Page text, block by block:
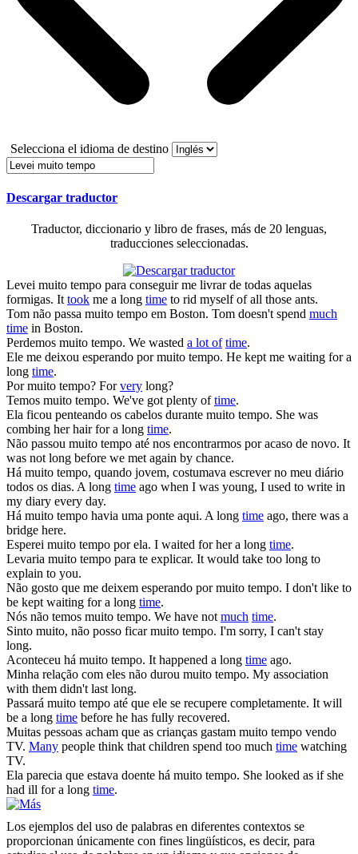
Selecciona el idioma de destino
Descargar traductor
Traductor, diccionario y libro de frases, más de 20 lenguas,
traducciones seleccionadas.
Levei muito tempo para conseguir me livrar de todas aquelas
formigas. Ittook me a long time to rid myself of all those ants.
Tom não passa muito tempo em Boston. Tom doesn't spend much
time in Boston.
Perdemos muito tempo. We wasted a lot of time.
Ele me deixou esperando pormuito tempo. He kept me waiting for a
long time.
Pormuito tempo? Forvery long?
Temos muito tempo. We've got plenty oftime.
Ela ficou penteando os cabelos durante muito tempo. She was
combing her hair for a long time.
Não passou muito tempo até nos encontrarmos por acaso de novo. It
was not long before we met again by chance.
Há muito tempo, quando jovem, costumava escrever no meu diário
todos os dias. A long time ago when I was young, I used to write in
my diary every day.
Há muito tempo havia uma ponte aqui. A long time ago, there was a
bridge here.
Esperei muito tempo por ela. I waited for her a long time.
Levaria muito tempo para te explicar. It would take too long to
explain to you.
Não gosto que me deixem esperando pormuito tempo. I don't like to
be kept waiting for a long time.
Nós não temos muito tempo. We have notmuch time.
Sinto muito, não posso ficarmuito tempo. I'm sorry, I can't stay
long.
Aconteceu há muito tempo. It happened a long time ago.
Minha relação com eles não durou muito tempo. My association
with them didn't last long.
Passará muito tempo até que ele se recupere completamente. It will
be a long time before he has fully recovered.
Muitas pessoas acham que as crianças gastam muito tempo vendo
TV. Many people think that children spend too much time watching
TV.
Ela parecia que estava doente há muito tempo. She looked as if she
had ill for a long time.
Los ejemplos del uso de palabras en diferentes contextos se
proporcionan únicamente con fines lingüísticos, es decir, para